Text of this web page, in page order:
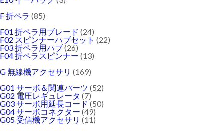
F 折ペラ (85)
F01 折ペラ用ブレード (24)
F02 スピンナーハブセット (22)
F03 折ペラ用ハブ(26)
F04 折ペラスピンナー (13)
G 無線機アクセサリ (169)
G01 サーボ＆関連パーツ (52)
G02 電圧レギュレータ (7)
G03 サーボ用延長コード (50)
G04 サーボコネクター (49)
G05 受信機アクセサリ (11)